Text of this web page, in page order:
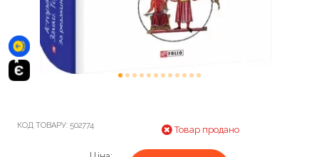
КОД ТОВАРУ: 502774 Товар продано